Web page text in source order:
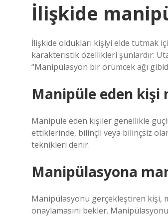
İlişkide
İlişkide oldukları kişiyi elde tutmak
karakteristik özellikleri şunlardır:
“Manipülasyon bir örümcek ağı
Manipüle eden kişi
Manipüle eden kişiler genellikle
ettiklerinde, bilinçli veya bilinçsiz
teknikleri denir.
Manipülasyona
Manipülasyonu gerçekleştiren kişi,
onaylamasını bekler.